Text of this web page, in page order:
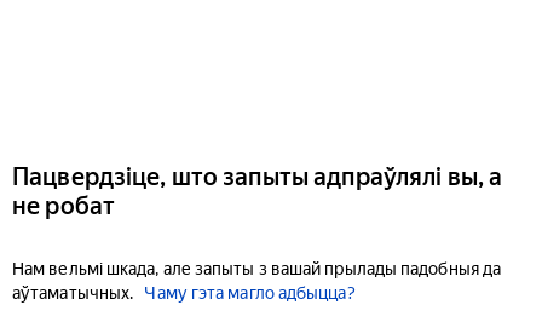
Пацвердзіце, што запыты адпраўлялі вы, а
не робат
Нам вельмі шкада, але запыты з вашай прылады падобныя да
аўтаматычных.
Чаму гэта магло адбыцца?